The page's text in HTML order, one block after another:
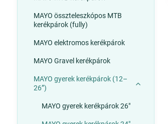
MAYO összteleszkópos MTB
kerékpárok (fully)
MAYO elektromos kerékpárok
MAYO Gravel kerékpárok
MAYO gyerek kerékpárok (12–
26”)
MAYO gyerek kerékpárok 26"